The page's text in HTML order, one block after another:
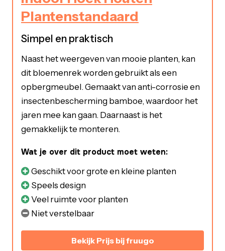
Plantenstandaard
Simpel en praktisch
Naast het weergeven van mooie planten, kan
dit bloemenrek worden gebruikt als een
opbergmeubel. Gemaakt van anti-corrosie en
insectenbescherming bamboe, waardoor het
jaren mee kan gaan. Daarnaast is het
gemakkelijk te monteren.
Wat je over dit product moet weten:
Geschikt voor grote en kleine planten
Speels design
Veel ruimte voor planten
Niet verstelbaar
Bekijk Prijs bij fruugo